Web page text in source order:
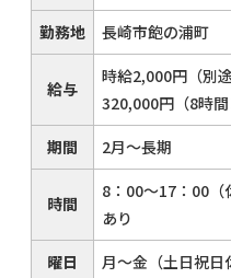
勤務地
長崎市飽の浦町
給与
時給2,000円（別
320,000円（8時
期間
2月～長期
時間
8：00～17：00
あり
曜日
月～金（土日祝日